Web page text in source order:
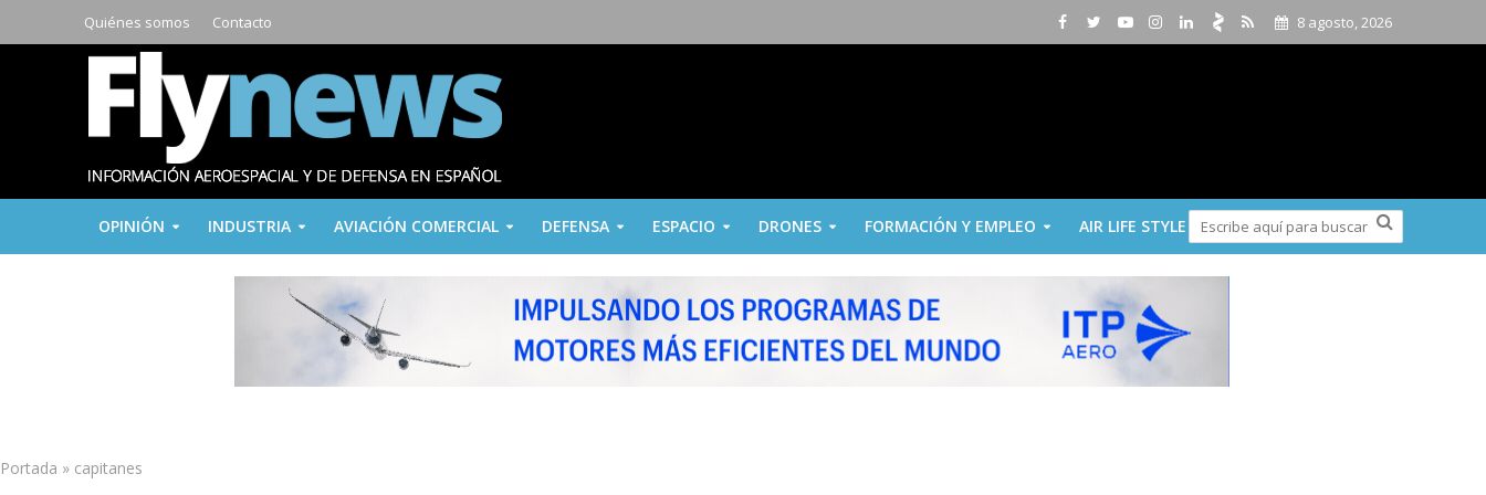
Quiénes somos Contacto 8 agosto, 2026
OPINIÓN INDUSTRIA AVIACIÓN COMERCIAL DEFENSA ESPACIO DRONES FORMACIÓN Y EMPLEO AIR LIFE STYLE
Portada » capitanes